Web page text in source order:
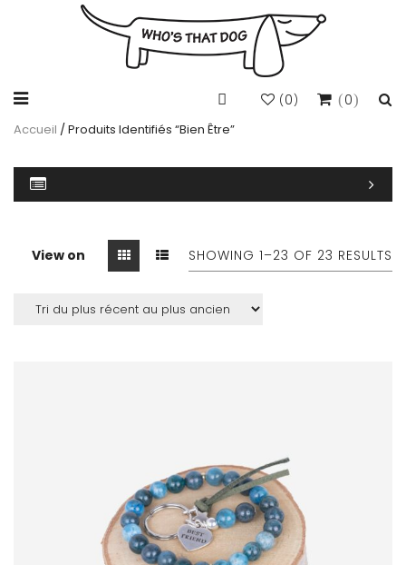
0
(0)
Accueil / Produits Identifiés “bien Être”
View on SHOWING 1–23 OF 23 RESULTS